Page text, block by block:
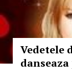
Vedetele